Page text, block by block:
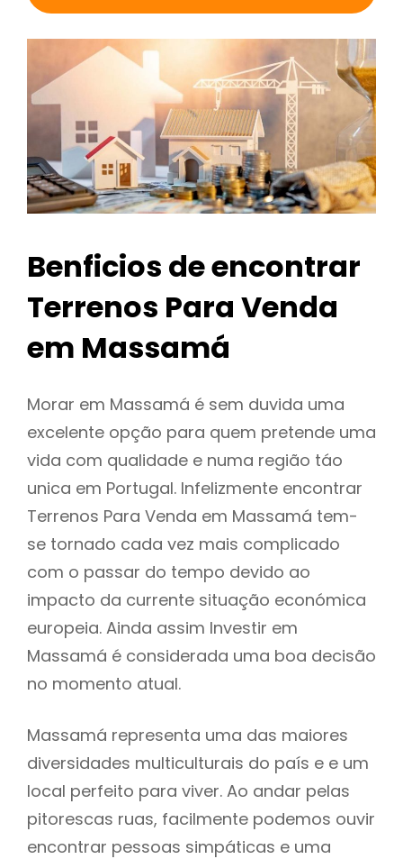
Benficios de encontrar
Terrenos Para Venda
em Massamá
Morar em Massamá é sem duvida uma
excelente opção para quem pretende uma
vida com qualidade e numa região táo
unica em Portugal. Infelizmente encontrar
Terrenos Para Venda em Massamá tem-
se tornado cada vez mais complicado
com o passar do tempo devido ao
impacto da currente situação económica
europeia. Ainda assim Investir em
Massamá é considerada uma boa decisão
no momento atual.
Massamá representa uma das maiores
diversidades multiculturais do país e e um
local perfeito para viver. Ao andar pelas
pitorescas ruas, facilmente podemos ouvir
encontrar pessoas simpáticas e uma